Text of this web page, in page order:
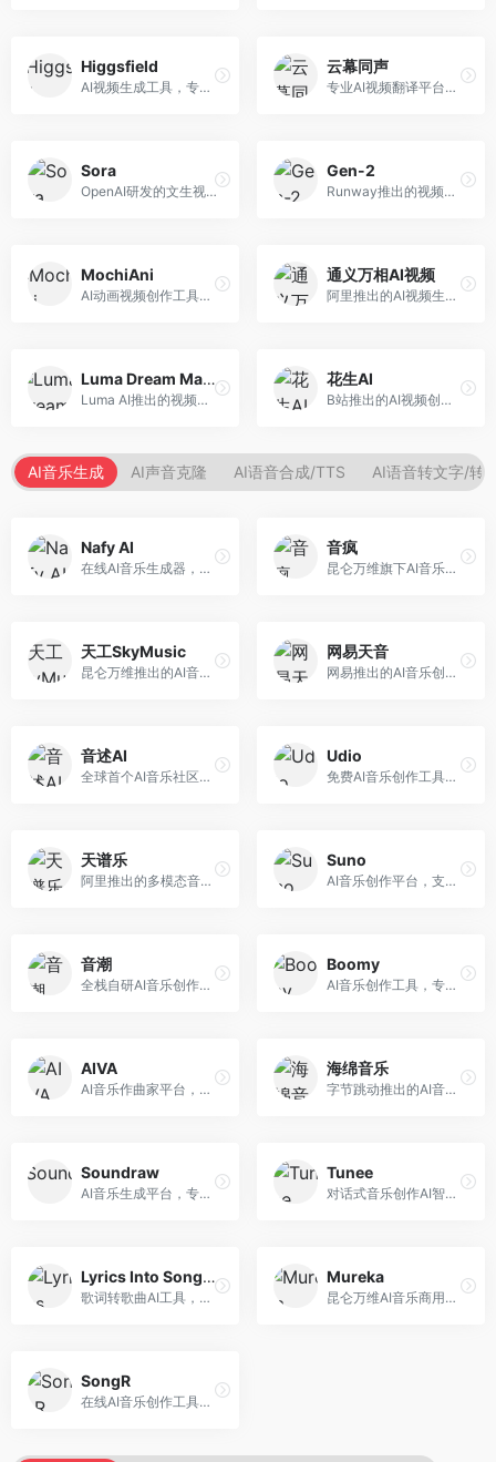
Higgsfield
AI视频生成工具，专注于高质量视频内容创作。面向视频创作者和营销人员，支持文生视频、视频编辑等功能，视频效果逼真，适合商业应用。
云幕同声
专业AI视频翻译平台，支持视频多语言配音和字幕生成。面向跨境电商和内容出海从业者，提供视频翻译、配音、字幕生成等服务，多语言支持完善。
Sora
OpenAI研发的文生视频大模型，可根据文字描述生成长达60秒的高清视频。面向影视创作者、广告从业者和内容生产者，视频连贯性强，物理世界理解准确，代表了AI视频生成的最高水平。
Gen-2
Runway推出的视频生成模型，专注于文生视频和视频风格转换。面向影视制作人和创意工作者，支持文本到视频、图像到视频等多种生成模式，视频质量专业级。
MochiAni
AI动画视频创作工具，专注于动画内容生成。面向动画创作者和二次元内容生产者，支持动画风格视频生成，动画效果流畅，适合动漫内容创作。
通义万相AI视频
阿里推出的AI视频生成服务，整合图像与视频创作能力。面向电商和营销从业者，支持商品视频生成、营销视频制作等服务，商业应用场景丰富。
Luma Dream Machine
Luma AI推出的视频生成工具，专注于高质量视频创作。面向影视创作者和内容生产者，支持文生视频、图生视频，视频质量高，物理运动流畅自然。
花生AI
B站推出的AI视频创作工具，专注于短视频内容生成。面向B站创作者，支持视频生成、视频编辑等功能，与B站平台深度整合，创作效率高。
AI音乐生成 AI声音克隆 AI语音合成/TTS AI语音转文字/转
Nafy AI
在线AI音乐生成器，专注于快速音乐创作。面向内容创作者，支持多种风格音乐生成，操作简便，生成速度快，适合快速配乐需求。
音疯
昆仑万维旗下AI音乐创作平台，专注于音乐内容生成。面向音乐爱好者和内容创作者，提供多种风格音乐生成，操作简便，创作速度快。
天工SkyMusic
昆仑万维推出的AI音乐创作平台，基于天工大模型。面向音乐创作者，支持歌词生成、旋律创作、音乐编曲等服务，中文音乐创作能力强。
网易天音
网易推出的AI音乐创作工具，支持作词、作曲与编曲。面向音乐爱好者和独立音乐人，提供歌词生成、旋律创作、编曲制作等服务，与网易云音乐生态深度整合。
音述AI
全球首个AI音乐社区平台，整合创作与分享功能。面向音乐创作者和爱好者，提供音乐创作、作品分享、社区交流等服务，社区氛围活跃。
Udio
免费AI音乐创作工具，专注于高质量音乐生成。面向音乐创作者和内容制作者，支持多种音乐风格生成，音质专业，创作自由度高，适合专业音乐制作场景。
天谱乐
阿里推出的多模态音乐生成平台，整合音频与文本理解能力。面向内容创作者，支持歌词生成、旋律创作、音乐编辑等服务，与阿里生态深度整合。
Suno
AI音乐创作平台，支持通过文字描述生成完整歌曲，包含歌词、旋律和人声。面向音乐爱好者、内容创作者和独立音乐人，操作门槛低，创作速度快，支持多种音乐风格，为音乐创作带来全新可能。
音潮
全栈自研AI音乐创作平台，支持从创作到发布的完整流程。面向独立音乐人和音乐工作室，提供作词作曲、编曲混音、音乐发布等服务，创作工具专业。
Boomy
AI音乐创作工具，专注于快速音乐生成与发布。面向音乐爱好者和业余创作者，支持一键生成原创音乐，可直接发布到音乐平台，创作门槛低。
AIVA
AI音乐作曲家平台，专注于古典和影视配乐创作。面向影视制作人和游戏开发者，提供原创音乐生成、配乐定制等服务，音乐风格专业，适合影视游戏配乐。
海绵音乐
字节跳动推出的AI音乐创作平台，支持多风格音乐生成。面向内容创作者和音乐爱好者，提供歌词创作、旋律生成、编曲制作等服务，创作效率高，适合短视频配乐。
Soundraw
AI音乐生成平台，专注于免版税音乐创作。面向视频创作者和内容制作者，提供背景音乐生成、音乐定制等服务，音乐版权清晰，适合视频配乐场景。
Tunee
对话式音乐创作AI智能体，支持自然语言交互创作。面向音乐爱好者，通过对话方式完成音乐创作，交互体验友好，创作过程直观。
Lyrics Into Song AI
歌词转歌曲AI工具，支持将歌词转化为完整歌曲。面向歌词创作者和音乐爱好者，提供歌词谱曲、编曲制作等服务，歌词音乐化效率高。
Mureka
昆仑万维AI音乐商用创作平台，专注于商业音乐授权。面向企业和商业用户，提供版权音乐生成、商用授权等服务，音乐版权清晰，商业应用安全。
SongR
在线AI音乐创作工具，支持歌词与旋律一体化生成。面向内容创作者和音乐爱好者，提供歌词创作、旋律生成、音乐制作等服务，操作简便，创作速度快。